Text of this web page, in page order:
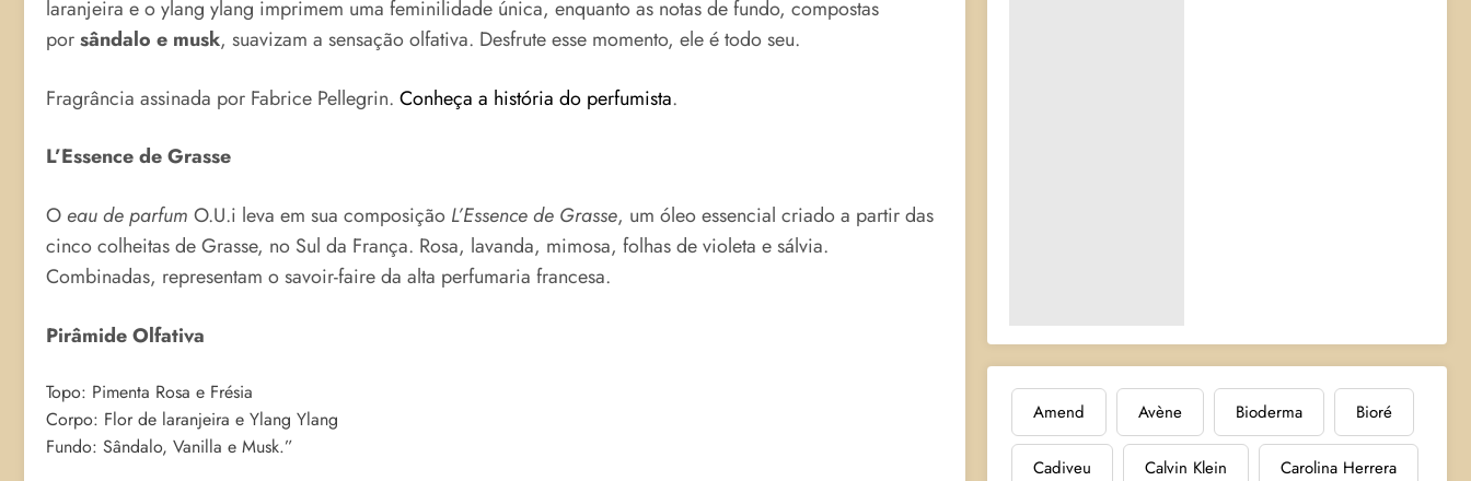
laranjeira e o ylang ylang imprimem uma feminilidade única, enquanto as notas de fundo, compostas
porsândalo e musk, suavizam a sensação olfativa. Desfrute esse momento, ele é todo seu.
Fragrância assinada por Fabrice Pellegrin. Conheça a história do perfumista.
L’Essence de Grasse
O eau de parfum O.U.i leva em sua composição L’Essence de Grasse, um óleo essencial criado a partir das
cinco colheitas de Grasse, no Sul da França. Rosa, lavanda, mimosa, folhas de violeta e sálvia.
Combinadas, representam o savoir-faire da alta perfumaria francesa.
Pirâmide Olfativa
Topo: Pimenta Rosa e Frésia
Corpo: Flor de laranjeira e Ylang Ylang
Fundo: Sândalo, Vanilla e Musk.”
Amend Avène Bioderma Bioré
Cadiveu Calvin Klein Carolina Herrera